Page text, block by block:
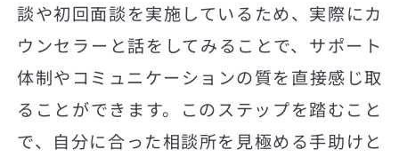
談や初回面談を実施しているため、実際にカ
ウンセラーと話をしてみることで、サポート
体制やコミュニケーションの質を直接感じ取
ることができます。このステップを踏むこと
で、自分に合った相談所を見極める手助けと